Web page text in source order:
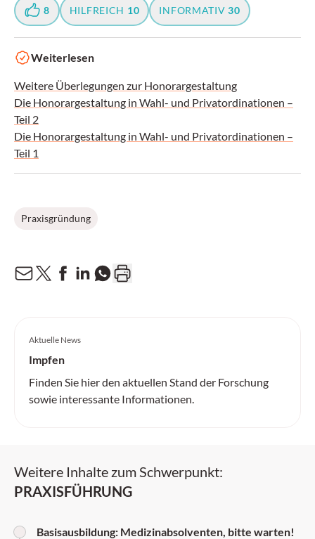
8 HILFREICH 10 INFORMATIV 30
Weiterlesen
Weitere Überlegungen zur Honorargestaltung
Die Honorargestaltung in Wahl- und Privatordinationen –
Teil 2
Die Honorargestaltung in Wahl- und Privatordinationen –
Teil 1
Praxisgründung
Aktuelle News
Impfen
Finden Sie hier den aktuellen Stand der Forschung
sowie interessante Informationen.
Weitere Inhalte zum Schwerpunkt:
PRAXISFÜHRUNG
Basisausbildung: Medizinabsolventen, bitte warten!